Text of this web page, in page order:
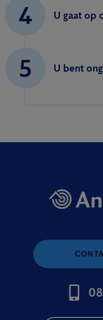
4 U gaat op
5 U bent